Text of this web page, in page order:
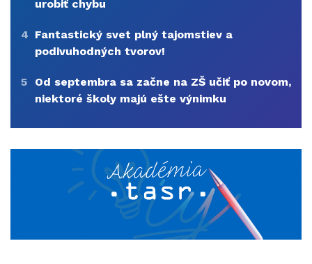
urobiť chybu
4 Fantastický svet plný tajomstiev a
podivuhodných tvorov!
5
Od septembra sa začne na ZŠ učiť po novom,
niektoré školy majú ešte výnimku